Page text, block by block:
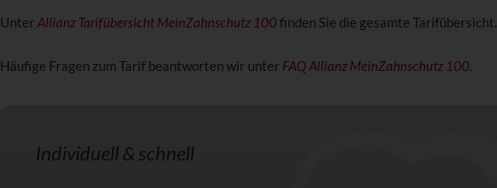
UnterAllianz Tarifübersicht MeinZahnschutz 100 finden Sie die gesamte Tarifübersicht.
Häufige Fragen zum Tarif beantworten wir unter FAQ Allianz MeinZahnschutz 100.
Individuell & schnell